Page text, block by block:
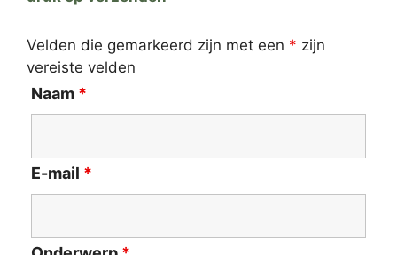
Velden die gemarkeerd zijn met een * zijn
vereiste velden
Naam *
E-mail *